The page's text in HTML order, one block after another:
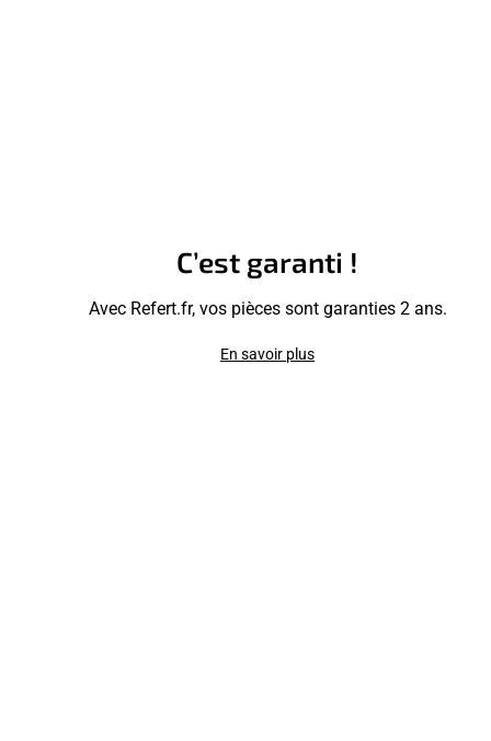
C’est garanti !
Avec Refert.fr, vos pièces sont garanties 2 ans.
En savoir plus